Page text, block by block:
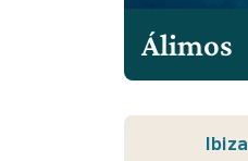
Álimos
Ibiza